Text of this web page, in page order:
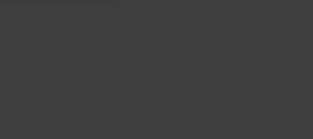
dem Punkt
du durch Klick auf